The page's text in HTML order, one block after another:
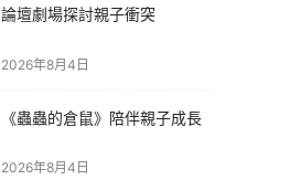
論壇劇場探討親子衝突
2026年8月4日
《蟲蟲的倉鼠》陪伴親子成長
2026年8月4日